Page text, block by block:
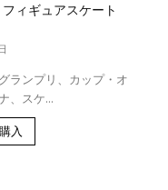
フィギュアスケート
ランプリ、カップ・オ
、スケ...
入